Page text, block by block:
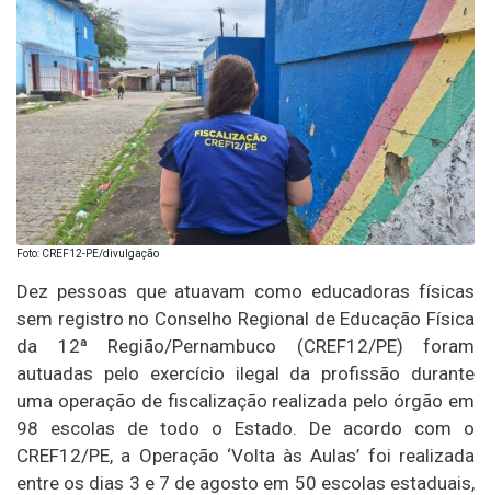
Foto: CREF12-PE/divulgação
Dez pessoas que atuavam como educadoras físicas
sem registro no Conselho Regional de Educação Física
da 12ª Região/Pernambuco (CREF12/PE) foram
autuadas pelo exercício ilegal da profissão durante
uma operação de fiscalização realizada pelo órgão em
98 escolas de todo o Estado. De acordo com o
CREF12/PE, a Operação ‘Volta às Aulas’ foi realizada
entre os dias 3 e 7 de agosto em 50 escolas estaduais,